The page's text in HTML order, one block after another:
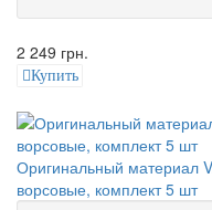
2 249 грн.
Купить
Оригинальный материал
ворсовые, комплект 5 шт